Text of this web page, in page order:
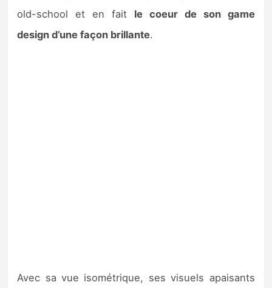
old-school et en fait le coeur de son game
design d’une façon brillante.
Avec sa vue isométrique, ses visuels apaisants